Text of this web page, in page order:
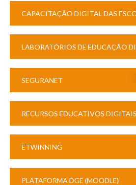
CAPACITAÇÃO DIGITAL DAS
LABORATÓRIOS DE EDUCAÇÃO
SEGURANET
RECURSOS EDUCATIVOS DIGITAIS
ETWINNING
PLATAFORMA DGE (MOODLE)